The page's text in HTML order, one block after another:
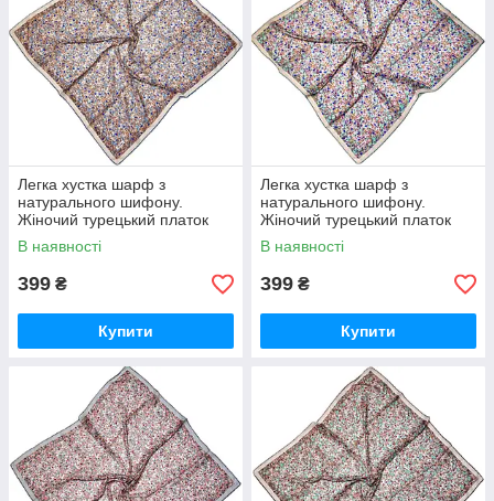
Легка хустка шарф з
натурального шифону.
Жіночий турецький платок
шарф на літо Коричнево-
Блакитний
В наявності
399 ₴
Купити
Легка хустка шарф з
натурального шифону.
Жіночий турецький платок
шарф на літо Сіро-Рожево-
Салатовий
В наявності
399 ₴
Купити